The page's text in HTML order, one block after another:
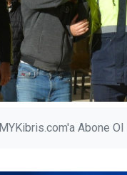
MYKibris.com'a Abone Ol